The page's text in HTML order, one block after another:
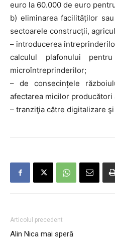
euro la 60.000 de euro
b) eliminarea facilităților
sectoarele construcții,
– introducerea
calculul plafonului
microîntreprinderilor;
– de consecințele
afectarea micilor producători
– tranziţia către digitalizare
Articolul precedent
Alin Nica mai speră